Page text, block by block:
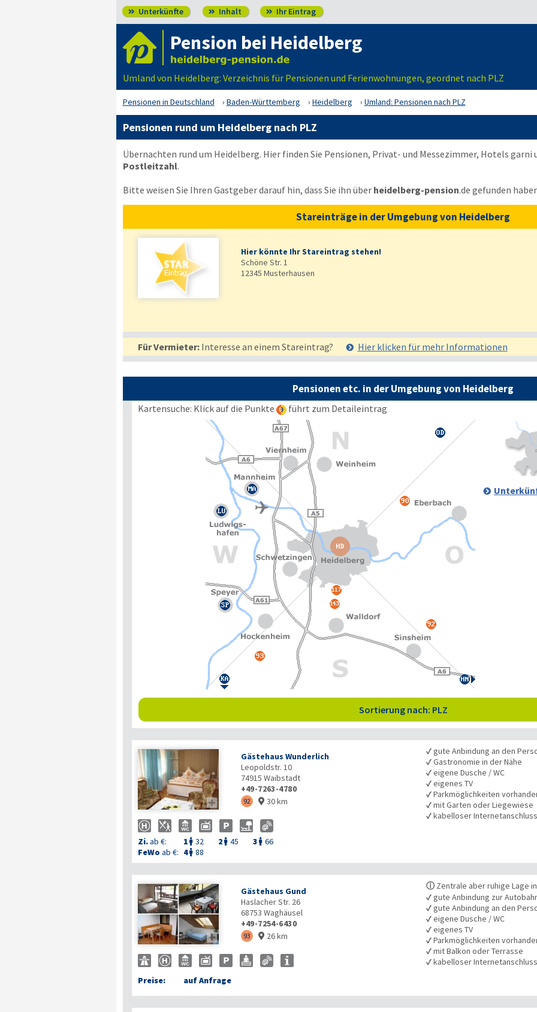
 Unterkünfte  Inhalt  Ihr Eintrag
Pension bei Heidelberg
Umland von Heidelberg: Verzeichnis für Pensionen und Ferienwohnungen, geordnet nach PLZ
Pensionen in Deutschland Baden-Württemberg Heidelberg Umland: Pensionen nach PLZ
Pensionen rund um Heidelberg nach PLZ
Übernachten rund um Heidelberg. Hier finden Sie Pensionen, Privat- und Messezimmer, Hotels
Postleitzahl.
Bitte weisen Sie Ihren Gastgeber darauf hin, dass Sie ihn über heidelberg-pension.de gefunden
Stareinträge in der Umgebung von Heidelberg
Hier könnte Ihr Stareintrag stehen!
Schöne Str. 1
12345 Musterhausen
Für Vermieter:Interesse an einem Stareintrag? Hier klicken für mehr Informationen
Pensionen etc. in der Umgebung von Heidelberg
Kartensuche: Klick auf die Punkte führt zum Detaileintrag
Sortierung nach: PLZ

Gästehaus Wunderlich
Leopoldstr. 10
74915 Waibstadt
+49-7263-4780
92  30 km
Zi.ab €: 1  32 2  45 3  66
FeWo ab €: 4 88
✓gute Anbindung an den
✓Gastronomie in der Nähe
✓eigene Dusche / WC
✓eigenes TV
✓Parkmöglichkeiten
✓mit Garten oder Liegewiese
✓kabelloser Internetanschluss

Gästehaus Gund
Haslacher Str. 26
68753 Waghäusel
+49-7254-6430
93  26 km
Preise: auf Anfrage
ⓘ Zentrale aber ruhige Lage
✓gute Anbindung zur
✓gute Anbindung an den
✓eigene Dusche / WC
✓eigenes TV
✓Parkmöglichkeiten
✓mit Balkon oder Terrasse
✓kabelloser Internetanschluss